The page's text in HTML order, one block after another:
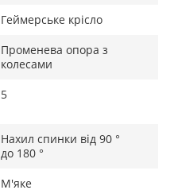
Геймерське крісло
Променева опора з
колесами
5
Нахил спинки від 90 °
до 180 °
М'яке